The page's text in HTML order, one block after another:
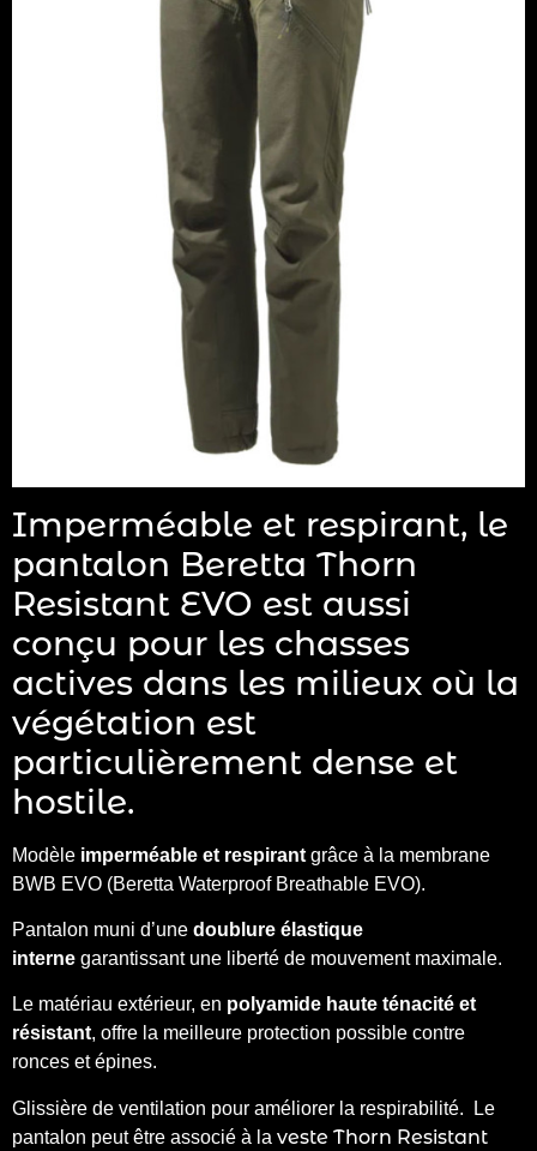
Imperméable et respirant, le
pantalon Beretta Thorn
Resistant EVO est aussi
conçu pour les chasses
actives dans les milieux où la
végétation est
particulièrement dense et
hostile.
Modèle imperméable et respirant grâce à la membrane
BWB EVO (Beretta Waterproof Breathable EVO).
Pantalon muni d’une doublure élastique
interne garantissant une liberté de mouvement maximale.
Le matériau extérieur, en polyamide haute ténacité et
résistant, offre la meilleure protection possible contre
ronces et épines.
Glissière de ventilation pour améliorer la respirabilité. Le
pantalon peut être associé à la veste Thorn Resistant